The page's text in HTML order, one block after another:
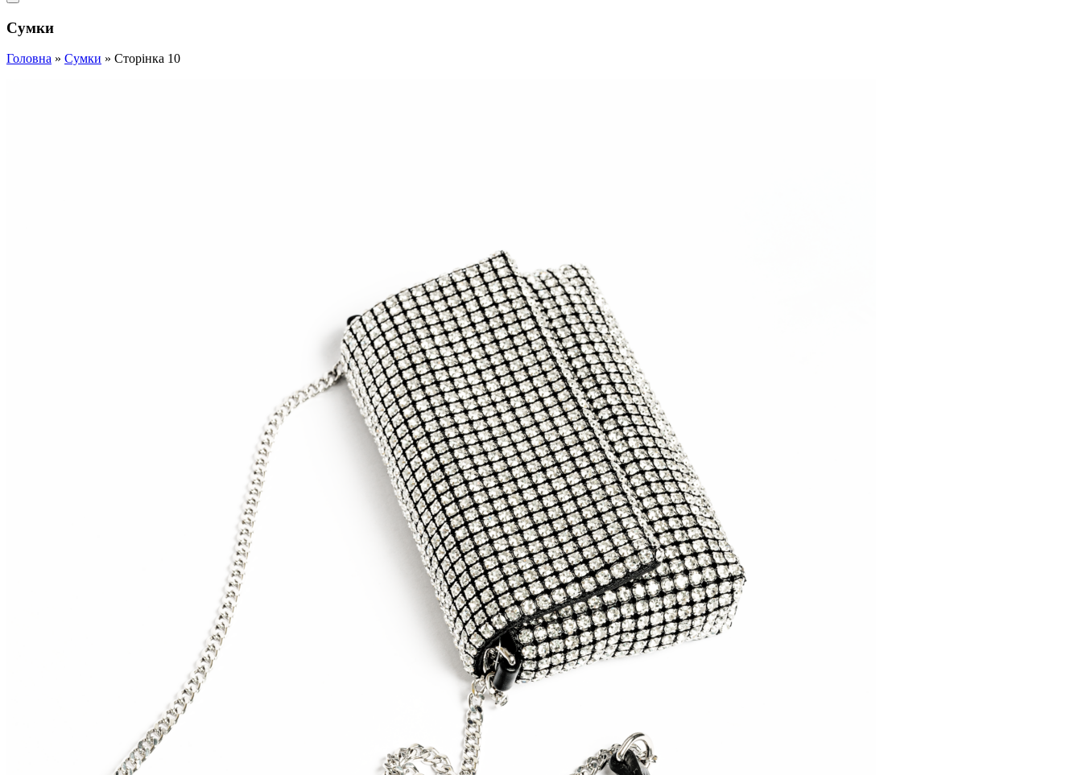
Сумки
Головна » Сумки » Сторінка 10